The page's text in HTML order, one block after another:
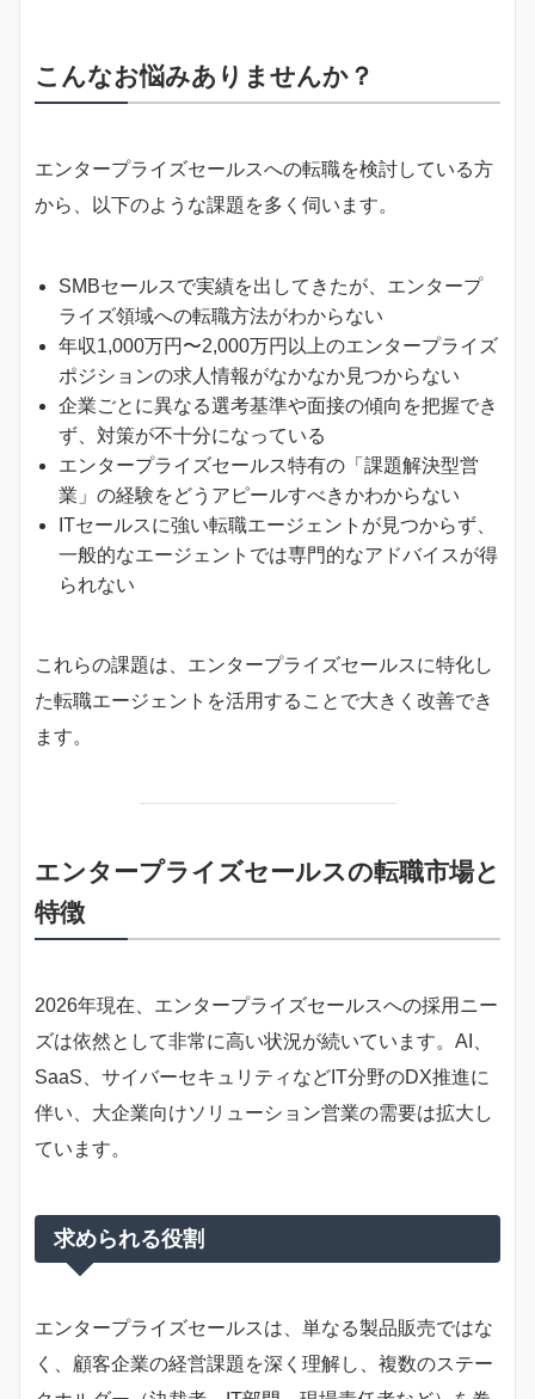
こんなお悩みありませんか？
エンタープライズセールスへの転職を検討している方
から、以下のような課題を多く伺います。
SMBセールスで実績を出してきたが、エンタープ
ライズ領域への転職方法がわからない
年収1,000万円〜2,000万円以上のエンタープライズ
ポジションの求人情報がなかなか見つからない
企業ごとに異なる選考基準や面接の傾向を把握でき
ず、対策が不十分になっている
エンタープライズセールス特有の「課題解決型営
業」の経験をどうアピールすべきかわからない
ITセールスに強い転職エージェントが見つからず、
一般的なエージェントでは専門的なアドバイスが得
られない
これらの課題は、エンタープライズセールスに特化し
た転職エージェントを活用することで大きく改善でき
ます。
エンタープライズセールスの転職市場と
特徴
2026年現在、エンタープライズセールスへの採用ニー
ズは依然として非常に高い状況が続いています。AI、
SaaS、サイバーセキュリティなどIT分野のDX推進に
伴い、大企業向けソリューション営業の需要は拡大し
ています。
求められる役割
エンタープライズセールスは、単なる製品販売ではな
く、顧客企業の経営課題を深く理解し、複数のステー